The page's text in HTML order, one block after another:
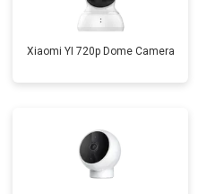
Xiaomi YI 720p Dome Camera